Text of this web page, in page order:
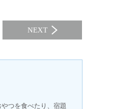
NEXT
つを食べたり、宿題